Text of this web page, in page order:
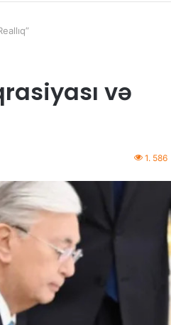
və
1. 586